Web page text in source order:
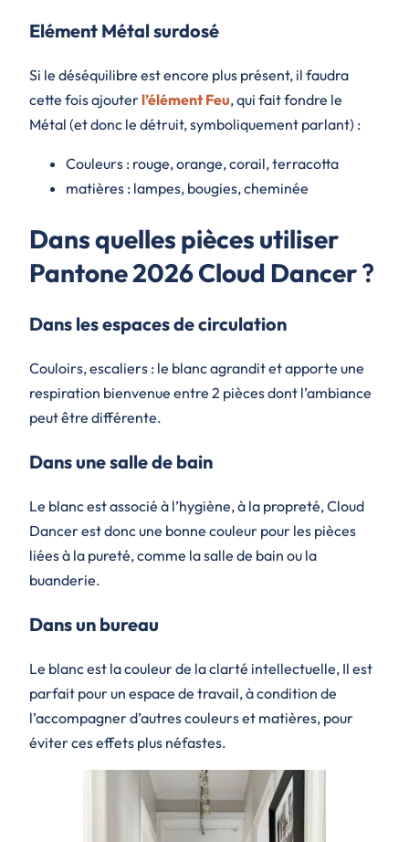
Elément Métal surdosé
Si le déséquilibre est encore plus présent, il faudra
cette fois ajouterl’élément Feu, qui fait fondre le
Métal (et donc le détruit, symboliquement parlant) :
Couleurs : rouge, orange, corail, terracotta
matières : lampes, bougies, cheminée
Dans quelles pièces utiliser
Pantone 2026 Cloud Dancer?
Dans les espaces de circulation
Couloirs, escaliers : le blanc agrandit et apporte une
respiration bienvenue entre 2 pièces dont l’ambiance
peut être différente.
Dans une salle de bain
Le blanc est associé à l’hygiène, à la propreté, Cloud
Dancer est donc une bonne couleur pour les pièces
liées à la pureté, comme la salle de bain ou la
buanderie.
Dans un bureau
Le blanc est la couleur de la clarté intellectuelle, Il est
parfait pour un espace de travail, à condition de
l’accompagner d’autres couleurs et matières, pour
éviter ces effets plus néfastes.